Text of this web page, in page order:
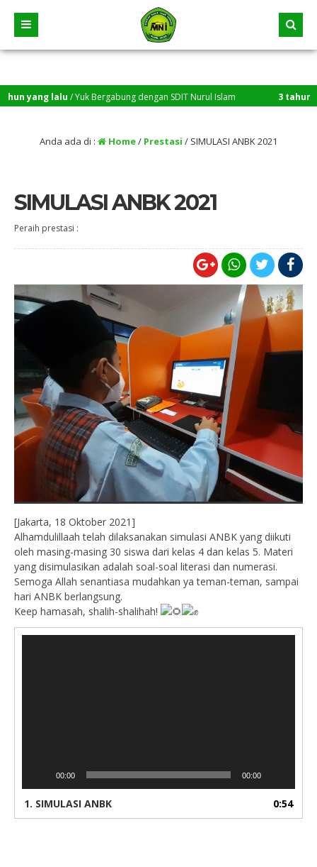
yang lalu / Yuk Bergabung dengan SDIT Nurul Islam 3 tahun
Anda ada di : Home/ Prestasi / SIMULASI ANBK 2021
SIMULASI ANBK 2021
Peraih prestasi :
[Jakarta, 18 Oktober 2021]
Alhamdulillaah telah dilaksanakan simulasi ANBK yang diikuti
oleh masing-masing 30 siswa dari kelas 4 dan kelas 5. Materi
yang disimulasikan adalah soal-soal literasi dan numerasi.
Semoga Allah senantiasa mudahkan ya teman-teman, sampai
hari ANBK berlangsung.
Keep hamasah, shalih-shalihah!
00:00 00:00
1. SIMULASI ANBK 0:54